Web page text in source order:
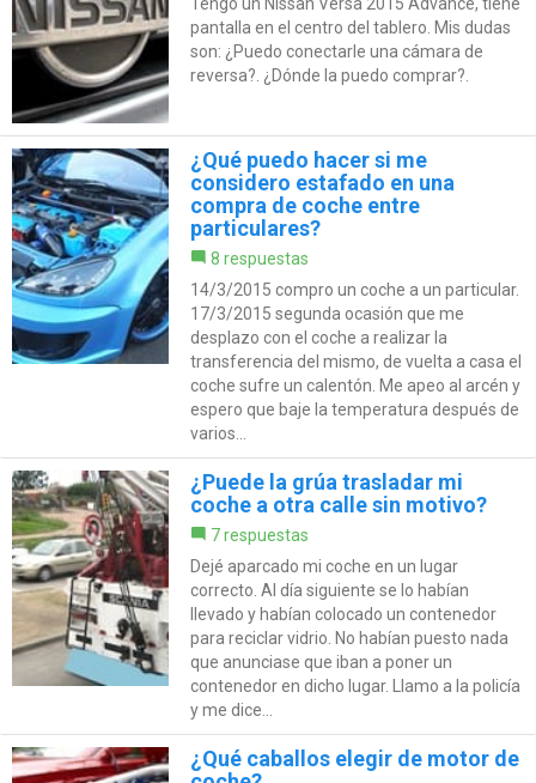
pantalla en el centro del tablero. Mis dudas
son: ¿Puedo conectarle una cámara de
reversa?. ¿Dónde la puedo comprar?.
¿Qué puedo hacer si me
considero estafado en una
compra de coche entre
particulares?
8 respuestas
14/3/2015 compro un coche a un particular.
17/3/2015 segunda ocasión que me
desplazo con el coche a realizar la
transferencia del mismo, de vuelta a casa el
coche sufre un calentón. Me apeo al arcén y
espero que baje la temperatura después de
varios...
¿Puede la grúa trasladar mi
coche a otra calle sin motivo?
7 respuestas
Dejé aparcado mi coche en un lugar
correcto. Al día siguiente se lo habían
llevado y habían colocado un contenedor
para reciclar vidrio. No habían puesto nada
que anunciase que iban a poner un
contenedor en dicho lugar. Llamo a la policía
y me dice...
¿Qué caballos elegir de motor de